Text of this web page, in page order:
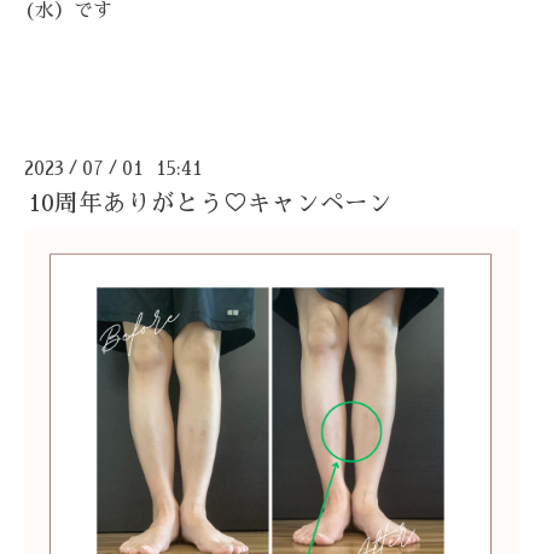
(水）です
2023 / 07 / 01 15:41
10周年ありがとう♡キャンペーン